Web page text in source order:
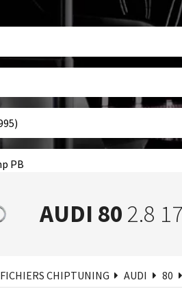
AUDI 80 2.8
FICHIERS CHIPTUNING AUDI 80